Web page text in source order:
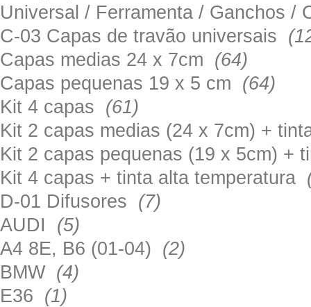
Universal / Ferramenta / Ganchos
C-03 Capas de travão universais
Capas medias 24 x 7cm (64)
Capas pequenas 19 x 5 cm (64)
Kit 4 capas (61)
Kit 2 capas medias (24 x 7cm) +
Kit 2 capas pequenas (19 x 5cm) +
Kit 4 capas + tinta alta temperatura
D-01 Difusores (7)
AUDI (5)
A4 8E, B6 (01-04) (2)
BMW (4)
E36 (1)